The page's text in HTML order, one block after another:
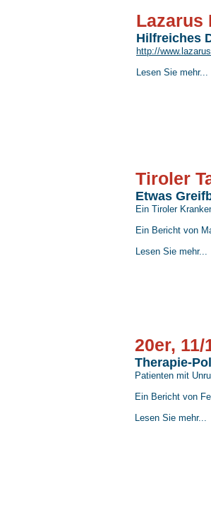
Lazarus
Hilfreiches
http://
Lesen Sie mehr...
Tiroler
Etwas
Ein Tiroler
Ein Bericht von
Lesen Sie mehr...
20er, 11/
​Therapie-
Patienten mit
Ein Bericht von
Lesen Sie mehr...